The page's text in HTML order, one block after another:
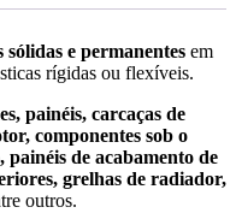
sólidas e permanentes em
rígidas ou flexíveis.
painéis, carcaças de
componentes sob o
de acabamento de
grelhas de radiador,
outros.